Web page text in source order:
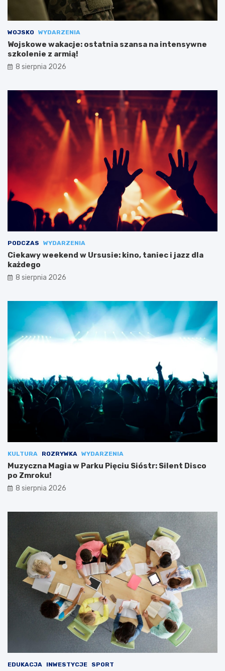
WOJSKO WYDARZENIA
Wojskowe wakacje: ostatnia szansa na intensywne
szkolenie z armią!
8 sierpnia 2026
PODCZAS WYDARZENIA
Ciekawy weekend w Ursusie: kino, taniec i jazz dla
każdego
8 sierpnia 2026
KULTURA ROZRYWKA WYDARZENIA
Muzyczna Magia w Parku Pięciu Sióstr: Silent Disco
po Zmroku!
8 sierpnia 2026
EDUKACJA INWESTYCJE SPORT